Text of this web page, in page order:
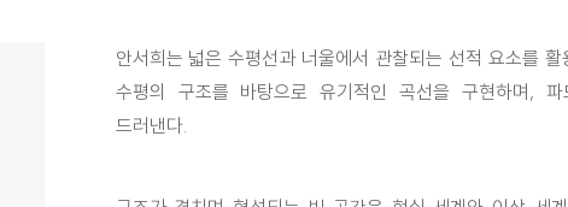
안서희는 넓은 수평선과 너울에서 관찰되는 선적 요소를
수평의 구조를 바탕으로 유기적인 곡선을 구현하며,
드러낸다.